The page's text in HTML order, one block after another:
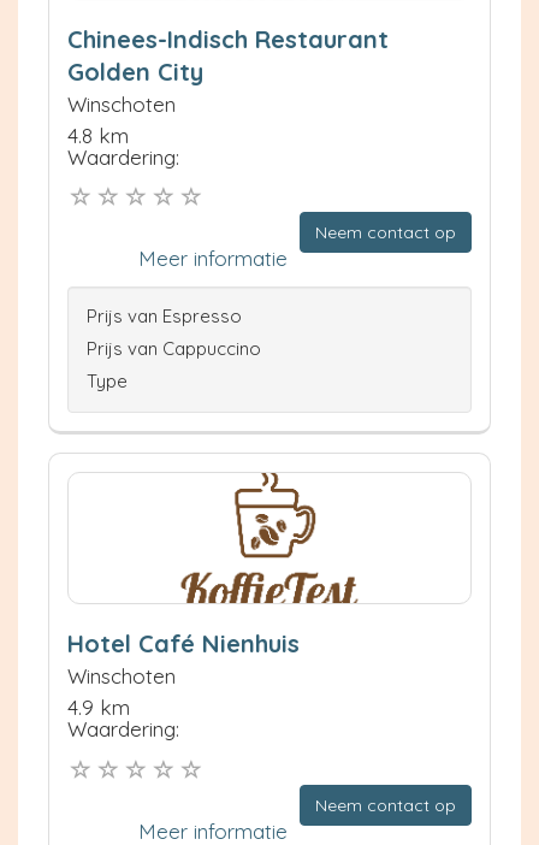
Chinees-Indisch Restaurant
Golden City
Winschoten
4.8 km
Waardering:
Neem contact op
Meer informatie
Prijs van Espresso
Prijs van Cappuccino
Type
Hotel Café Nienhuis
Winschoten
4.9 km
Waardering:
Neem contact op
Meer informatie